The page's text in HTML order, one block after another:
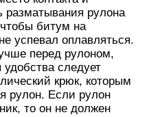
разматывания рулона
битум на
успевал оплавляться.
перед рулоном,
следует
крюк, которым
рулон. Если рулон
то он не должен